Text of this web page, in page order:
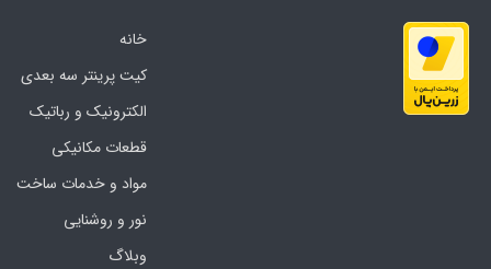
خانه
کیت پرینتر سه بعدی
الکترونیک و رباتیک
قطعات مکانیکی
مواد و خدمات ساخت
نور و روشنایی
وبلاگ